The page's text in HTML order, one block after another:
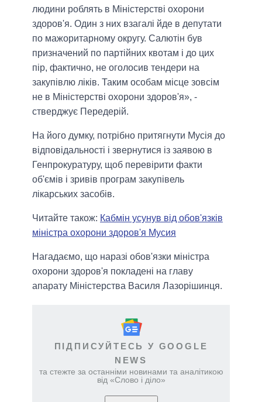
людини роблять в Міністерстві охорони
здоров'я. Один з них взагалі йде в депутати
по мажоритарному округу. Салютін був
призначений по партійних квотам і до цих
пір, фактично, не оголосив тендери на
закупівлю ліків. Таким особам місце зовсім
не в Міністерстві охорони здоров'я», -
стверджує Передерій.
На його думку, потрібно притягнути Мусія до
відповідальності і звернутися із заявою в
Генпрокуратуру, щоб перевірити факти
об'ємів і зривів програм закупівель
лікарських засобів.
Читайте також: Кабмін усунув від обов'язків
міністра охорони здоров'я Мусия
Нагадаємо, що наразі обов'язки міністра
охорони здоров'я покладені на главу
апарату Міністерства Василя Лазорішинця.
ПІДПИСУЙТЕСЬ У GOOGLE
NEWS
та стежте за останніми новинами та аналітикою
від «Слово і діло»